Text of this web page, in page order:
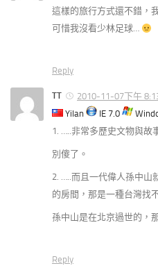
這樣的旅行方式還不錯，
可惜我沒看少林足球…
Reply
TT
2010-11-07下午
Yilan
IE 7.0
1. …..非常多歷史文物與故
別傻了。
2. …..而且一代偉人孫中山
的房間，那是一種台灣找
孫中山是在北京過世的，
Reply